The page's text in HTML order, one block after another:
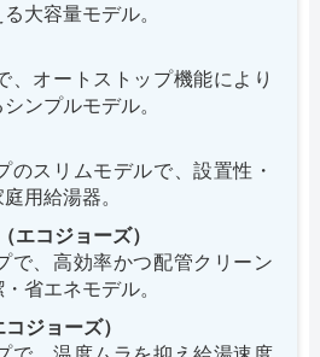
大容量モデル。
、オートストップ機能により
ンプルモデル。
のスリムモデルで、設置性・
用給湯器。
エコジョーズ）
で、高効率かつ配管クリーン
省エネモデル。
ジョーズ）